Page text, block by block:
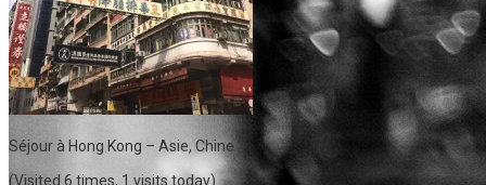
Séjour à Hong Kong – Asie, Chine
(Visited 6 times, 1 visits today)